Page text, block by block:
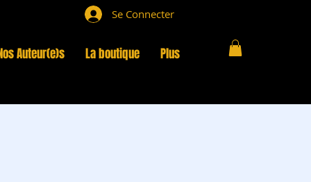
Se Connecter
Auteur(e)s La boutique Plus